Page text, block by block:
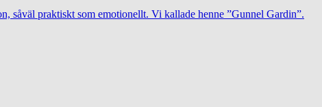
såväl praktiskt som emotionellt. Vi kallade henne ”Gunnel Gardin”.